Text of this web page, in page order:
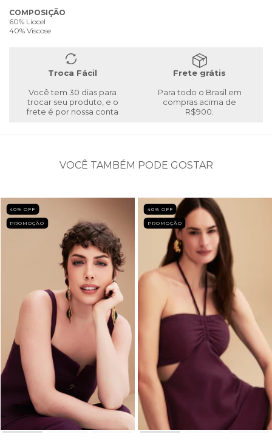
COMPOSIÇÃO
60% Liocel
40% Viscose
Troca Fácil
Você tem 30 dias para
trocar seu produto, e o
frete é por nossa conta
Frete grátis
Para todo o Brasil em
compras acima de
R$900.
VOCÊ TAMBÉM PODE GOSTAR
40% OFF
PROMOÇÃO
40% OFF
PROMOÇÃO